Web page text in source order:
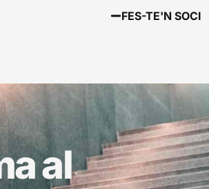
FES-TE'N SOCI
al